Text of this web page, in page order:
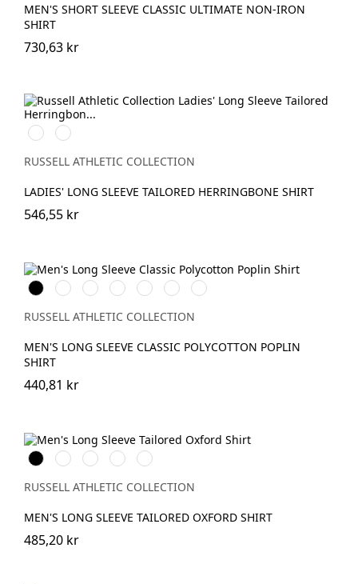
MEN'S SHORT SLEEVE CLASSIC ULTIMATE NON-IRON
SHIRT
730,63 kr
WhiteLight
Blue
RUSSELL ATHLETIC COLLECTION
LADIES' LONG SLEEVE TAILORED HERRINGBONE SHIRT
546,55 kr
BlackWhiteFrench
Navy
Bright
Royal
Classic
Red
Convoy
Grey
Corporate
Blue
RUSSELL ATHLETIC COLLECTION
MEN'S LONG SLEEVE CLASSIC POLYCOTTON POPLIN
SHIRT
440,81 kr
BlackWhiteBright
Royal
Oxford
Blue
Bright
Navy
RUSSELL ATHLETIC COLLECTION
MEN'S LONG SLEEVE TAILORED OXFORD SHIRT
485,20 kr